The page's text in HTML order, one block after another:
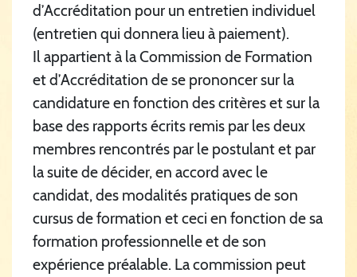
d’Accréditation pour un entretien individuel
(entretien qui donnera lieu à paiement).
Il appartient à la Commission de Formation
et d’Accréditation de se prononcer sur la
candidature en fonction des critères et sur la
base des rapports écrits remis par les deux
membres rencontrés par le postulant et par
la suite de décider, en accord avec le
candidat, des modalités pratiques de son
cursus de formation et ceci en fonction de sa
formation professionnelle et de son
expérience préalable. La commission peut